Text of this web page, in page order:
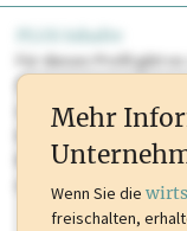
Für dieses Profil gibt
Sie momentan nicht
oder loggen Sie sich
Marken, Patente,
mehr.
Mehr
Wenn Sie die
freischalten,